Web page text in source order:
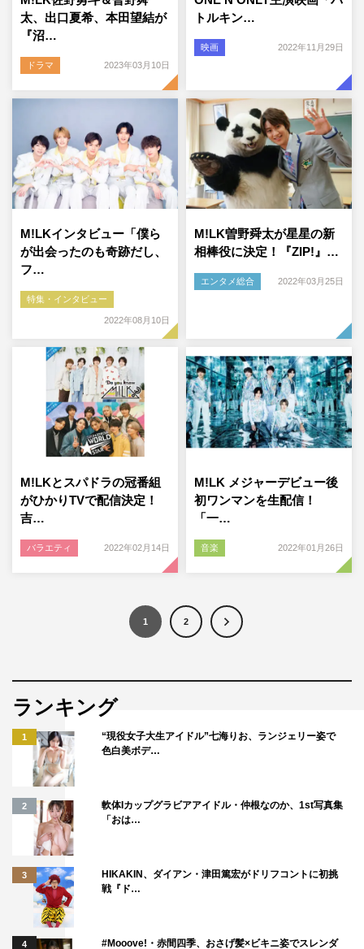
太、出口夏希、本田望結が
『沼…
ドラマ 2023年03月10日
トルキン…
映画 2022年11月29日
M!LKインタビュー「僕ら
が出会ったのも奇跡だし、
フ…
特集・インタビュー
2022年08月10日
M!LK曽野舜太が星星の新
相棒役に決定！『ZIP!』…
エンタメ総合 2022年03月25日
M!LKとスパドラの冠番組
がひかりTVで配信決定！
吉…
バラエティ 2022年02月14日
M!LK メジャーデビュー後
初ワンマンを生配信！
「一…
音楽 2022年01月26日
1 2
ランキング
1
“現役女子大生アイドル”七海りお、ランジェリー姿で
色白美ボデ…
2
軟体Iカップグラビアアイドル・仲根なのか、1st写真集
「おは…
3
HIKAKIN、ダイアン・津田篤宏がドリフコントに初挑
戦『ド…
4 #Mooove!・赤間四季、おさげ髪×ビキニ姿でスレンダ